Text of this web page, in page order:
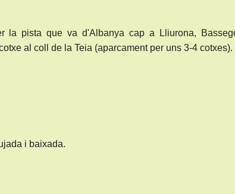
la pista que va d'Albanya cap a Lliurona,
al coll de la Teia (aparcament per uns 3-4 cotxes).
i baixada.